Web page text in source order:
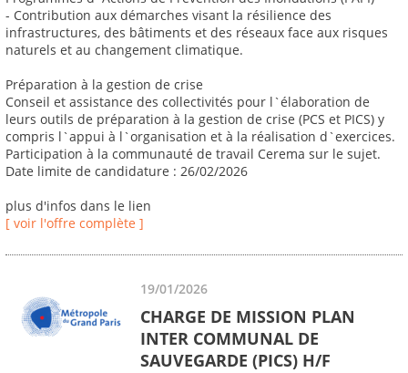
- Contribution aux démarches visant la résilience des
infrastructures, des bâtiments et des réseaux face aux risques
naturels et au changement climatique.
Préparation à la gestion de crise
Conseil et assistance des collectivités pour l`élaboration de
leurs outils de préparation à la gestion de crise (PCS et PICS) y
compris l`appui à l`organisation et à la réalisation d`exercices.
Participation à la communauté de travail Cerema sur le sujet.
Date limite de candidature : 26/02/2026
plus d'infos dans le lien
[ voir l'offre complète ]
19/01/2026
CHARGE DE MISSION PLAN
INTER COMMUNAL DE
SAUVEGARDE (PICS) H/F